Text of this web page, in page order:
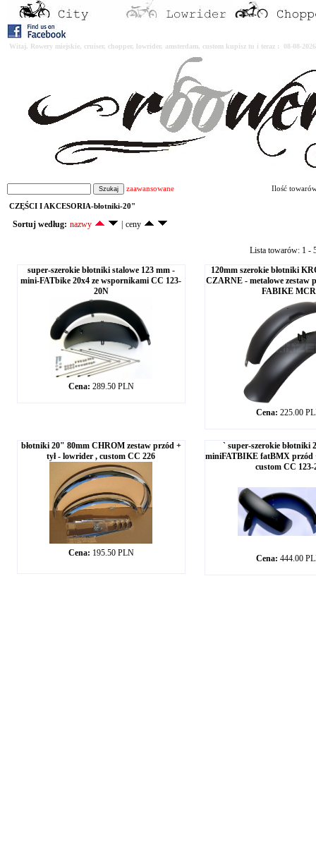
Witaj. Rowery miejskie, cruiser, chopper, lowrider, amsterdam, custom kupisz tu i teraz : 08-08-
zaawansowane Ilość
CZĘŚCI I AKCESORIA-błotniki-20"
Sortuj według: nazwy ceny
Lista towarów: 1 -
super-szerokie błotniki stalowe 123 mm -
mini-FATbike 20x4 ze wspornikami CC 123-
20N
Cena: 289.50 PLN
120mm szerokie błotniki
CZARNE - metalowe zestaw
FABIKE MCR
Cena: 225.00
błotniki 20" 80mm CHROM zestaw przód +
tył - lowrider , custom CC 226
Cena: 195.50 PLN
` super-szerokie błotniki
miniFATBIKE fatBMX przód
custom CC 123-
Cena: 444.00